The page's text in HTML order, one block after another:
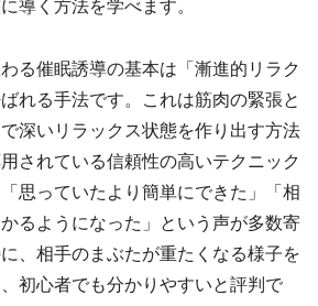
導く方法を学べます。
る催眠誘導の基本は「漸進的リラク
れる手法です。これは筋肉の緊張と
深いリラックス状態を作り出す方法
されている信頼性の高いテクニック
思っていたより簡単にできた」「相
るようになった」という声が多数寄
、相手のまぶたが重たくなる様子を
初心者でも分かりやすいと評判で